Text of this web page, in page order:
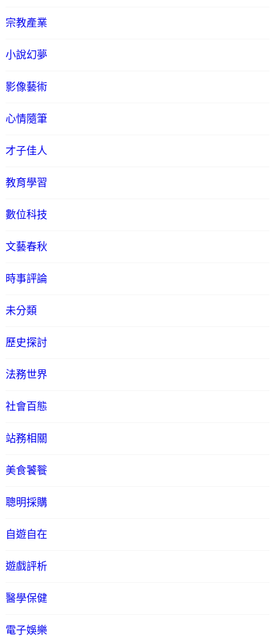
宗教產業
小說幻夢
影像藝術
心情隨筆
才子佳人
教育學習
數位科技
文藝春秋
時事評論
未分類
歷史探討
法務世界
社會百態
站務相關
美食饕餮
聰明採購
自遊自在
遊戲評析
醫學保健
電子娛樂